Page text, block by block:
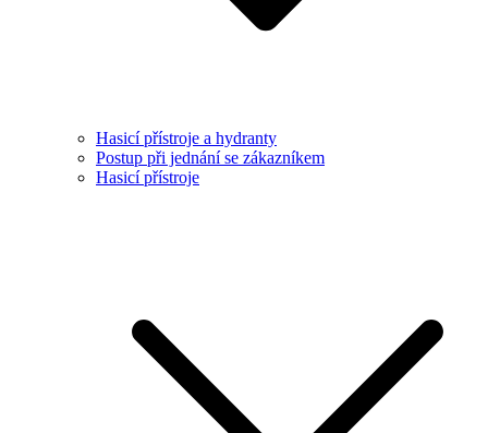
Hasicí přístroje a hydranty
Postup při jednání se zákazníkem
Hasicí přístroje